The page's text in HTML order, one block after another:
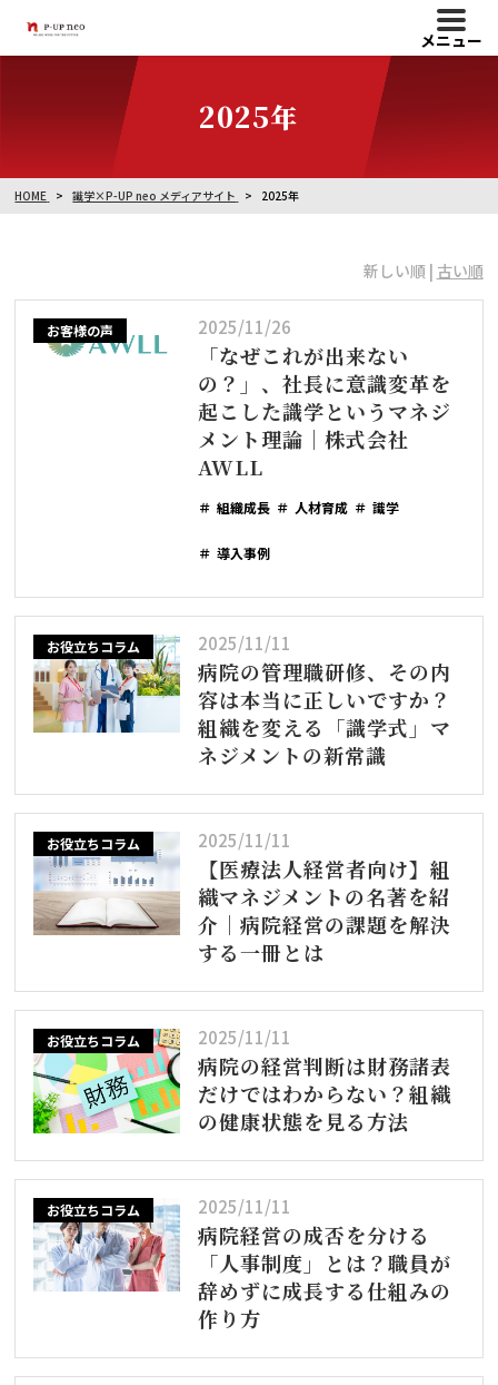
メニュー
2025年
HOME 識学×P-UP neo メディアサイト 2025年
新しい順 | 古い順
お客様の声 2025/11/26
「なぜこれが出来ない
の？」、社長に意識変革を
起こした識学というマネジ
メント理論｜株式会社
AWLL
組織成長 人材育成 識学
導入事例
お役立ちコラム 2025/11/11
病院の管理職研修、その内
容は本当に正しいですか？
組織を変える「識学式」マ
ネジメントの新常識
お役立ちコラム 2025/11/11
【医療法人経営者向け】組
織マネジメントの名著を紹
介｜病院経営の課題を解決
する一冊とは
お役立ちコラム 2025/11/11
病院の経営判断は財務諸表
だけではわからない？組織
の健康状態を見る方法
お役立ちコラム 2025/11/11
病院経営の成否を分ける
「人事制度」とは？職員が
辞めずに成長する仕組みの
作り方